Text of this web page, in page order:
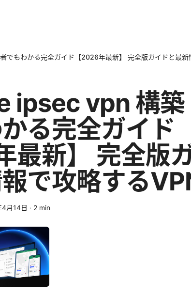
でもわかる完全ガイド【2026年最新】 完全版ガイドと最新
ipsec vpn 構築
る完全ガイド
最新】 完全版
で攻略する
月14日 · 2 min